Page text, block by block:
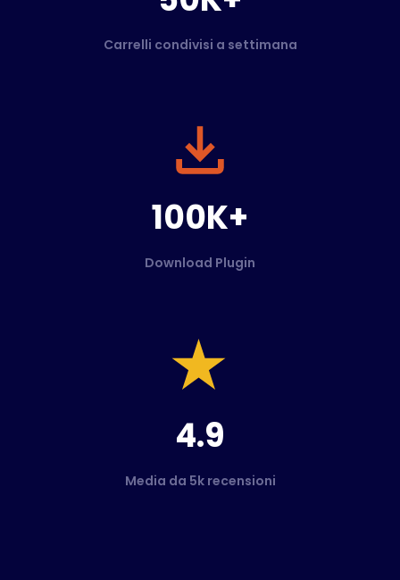
Carrelli condivisi a settimana
100K+
Download Plugin
4.9
Media da 5k recensioni